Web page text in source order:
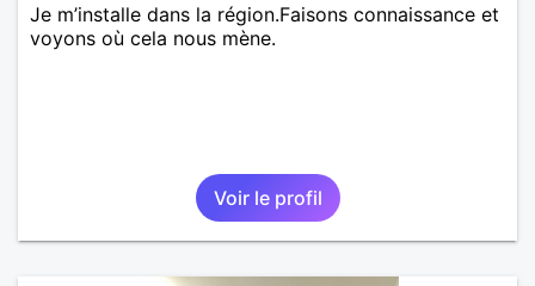
Je m’installe dans la région.Faisons connaissance et
voyons où cela nous mène.
Voir le profil